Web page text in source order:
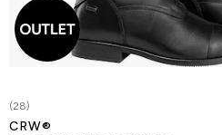
(28)
CRW®